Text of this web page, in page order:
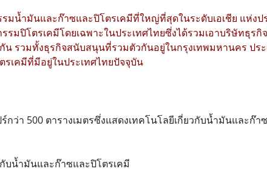
น้ำมันและก๊าซและปิโตรเคมีที่ใหญ่ที่สุดในระดับเอเชีย แห่งป
รมปิโตรเคมีโดยเฉพาะในประเทศไทยซึ่งได้รวมเอาบริษัทธุ
น รวมทั้งธุรกิจสนับสนุนที่รวมตัวกันอยู่ในกรุงเทพมหานคร ปร
เคมีที่มีอยู่ในประเทศไทยปัจจุบัน
ว่า 500 ตารางเมตรซึ่งแสดงเทคโนโลยีเกี่ยวกับน้ำมันและก๊า
บน้ำมันและก๊าซและปิโตรเคมี